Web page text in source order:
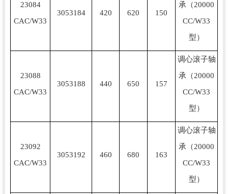
23084
CAC/W33
3053184 420 620 150
承（20000
CC/W33
型）
23088
CAC/W33
3053188 440 650 157
调心滚子轴
承（20000
CC/W33
型）
23092
CAC/W33
3053192 460 680 163
调心滚子轴
承（20000
CC/W33
型）